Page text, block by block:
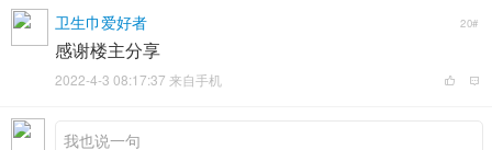
卫生巾爱好者 20#
感谢楼主分享
2022-4-3 08:17:37 来自手机